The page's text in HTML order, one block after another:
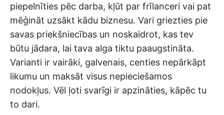
piepelnīties pēc darba, kļūt par frīlanceri vai pat
mēģināt uzsākt kādu biznesu. Vari griezties pie
savas priekšniecības un noskaidrot, kas tev
būtu jādara, lai tava alga tiktu paaugstināta.
Varianti ir vairāki, galvenais, centies nepārkāpt
likumu un maksāt visus nepieciešamos
nodokļus. Vēl ļoti svarīgi ir apzināties, kāpēc tu
to dari.